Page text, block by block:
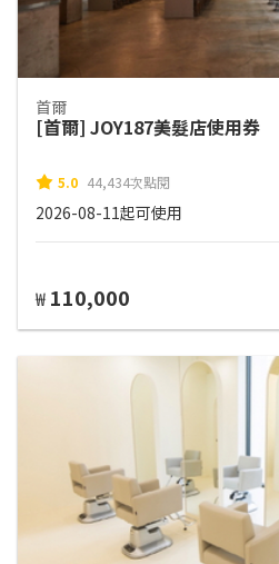
首爾
[首爾] JOY187美髮店使用券
5.0 44,434次點閱
2026-08-11起可使用
₩ 110,000